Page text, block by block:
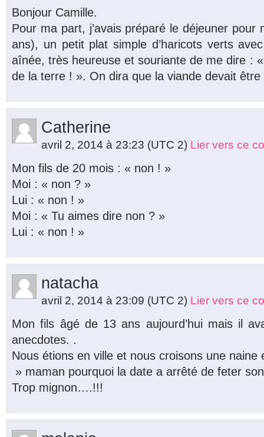
Bonjour Camille.
Pour ma part, j’avais préparé le déjeuner
ans), un petit plat simple d’haricots verts
aînée, très heureuse et souriante de me dire :
de la terre ! ». On dira que la viande devait
Catherine
avril 2, 2014 à 23:23 (UTC 2) Lier vers ce
Mon fils de 20 mois : « non ! »
Moi : « non ? »
Lui : « non ! »
Moi : « Tu aimes dire non ? »
Lui : « non ! »
natacha
avril 2, 2014 à 23:09 (UTC 2) Lier vers ce
Mon fils âgé de 13 ans aujourd’hui mais il
anecdotes. .
Nous étions en ville et nous croisons une naine
» maman pourquoi la date a arrêté de feter
Trop mignon….!!!